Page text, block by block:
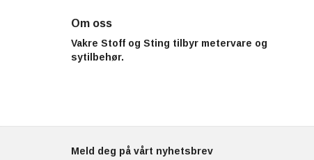
Om oss
Vakre Stoff og Sting tilbyr metervare og
sytilbehør.
Meld deg på vårt nyhetsbrev